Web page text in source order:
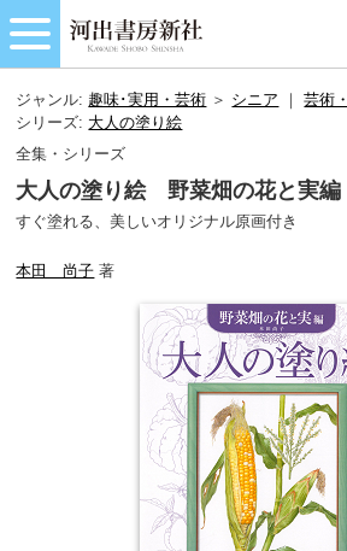
ジャンル: 趣味･実用・芸術 ＞ シニア ｜芸術
シリーズ: 大人の塗り絵
全集・シリーズ
大人の塗り絵 野菜畑の花と実編
すぐ塗れる、美しいオリジナル原画付き
本田 尚子 著